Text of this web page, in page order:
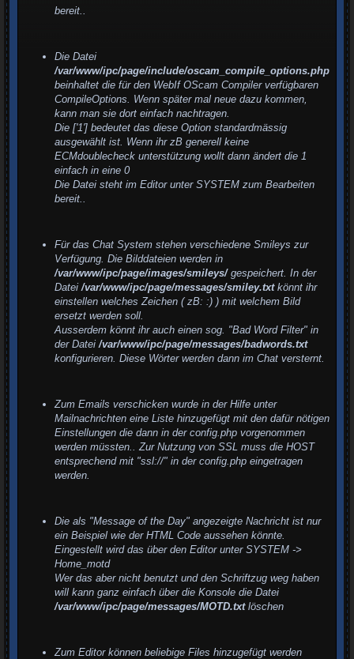
bereit..
Die Datei
/var/www/ipc/page/include/oscam_compile_options.php
beinhaltet die für den WebIf OScam Compiler verfügbaren
CompileOptions. Wenn später mal neue dazu kommen,
kann man sie dort einfach nachtragen.
Die ['1'] bedeutet das diese Option standardmässig
ausgewählt ist. Wenn ihr zB generell keine
ECMdoublecheck unterstützung wollt dann ändert die 1
einfach in eine 0
Die Datei steht im Editor unter SYSTEM zum Bearbeiten
bereit..
Für das Chat System stehen verschiedene Smileys zur
Verfügung. Die Bilddateien werden in
/var/www/ipc/page/images/smileys/gespeichert. In der
Datei /var/www/ipc/page/messages/smiley.txtkönnt ihr
einstellen welches Zeichen ( zB: :) ) mit welchem Bild
ersetzt werden soll.
Ausserdem könnt ihr auch einen sog. "Bad Word Filter" in
der Datei /var/www/ipc/page/messages/badwords.txt
konfigurieren. Diese Wörter werden dann im Chat versternt.
Zum Emails verschicken wurde in der Hilfe unter
Mailnachrichten eine Liste hinzugefügt mit den dafür nötigen
Einstellungen die dann in der config.php vorgenommen
werden müssten.. Zur Nutzung von SSL muss die HOST
entsprechend mit "ssl://" in der config.php eingetragen
werden.
Die als "Message of the Day" angezeigte Nachricht ist nur
ein Beispiel wie der HTML Code aussehen könnte.
Eingestellt wird das über den Editor unter SYSTEM ->
Home_motd
Wer das aber nicht benutzt und den Schriftzug weg haben
will kann ganz einfach über die Konsole die Datei
/var/www/ipc/page/messages/MOTD.txtlöschen
Zum Editor können beliebige Files hinzugefügt werden